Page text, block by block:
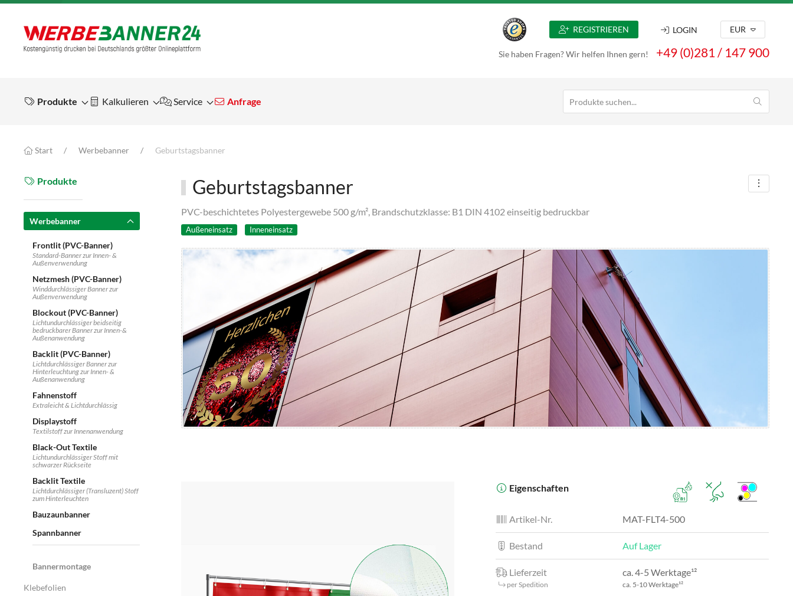
REGISTRIEREN LOGIN EUR
Sie haben Fragen? Wir helfen Ihnen gern! +49 (0)281 / 147 900
Produkte Kalkulieren Service Anfrage
Start Werbebanner Geburtstagsbanner
Produkte
Werbebanner
Frontlit (PVC-Banner)
Standard-Banner zur Innen- &
Außenverwendung
Netzmesh (PVC-Banner)
Winddurchlässiger Banner zur
Außenverwendung
Blockout (PVC-Banner)
Lichtundurchlässiger beidseitig
bedruckbarer Banner zur Innen-&
Außenanwendung
Backlit (PVC-Banner)
Lichtdurchlässiger Banner zur
Hinterleuchtung zur Innen- &
Außenanwendung
Fahnenstoff
Extraleicht & Lichtdurchlässig
Displaystoff
Textilstoff zur Innenanwendung
Black-Out Textile
Lichtundurchlässiger Stoff mit
schwarzer Rückseite
Backlit Textile
Lichtdurchlässiger (Transluzent) Stoff
zum Hinterleuchten
Bauzaunbanner
Spannbanner
Bannermontage
Klebefolien
Geburtstagsbanner
PVC-beschichtetes Polyestergewebe 500 g/m², Brandschutzklasse: B1 DIN 4102 einseitig bedruckbar
Außeneinsatz Inneneinsatz
Eigenschaften
Artikel-Nr. MAT-FLT4-500
Bestand Auf Lager
Lieferzeit
per Spedition
ca. 4-5 Werktage¹²
ca. 5-10 Werktage¹²